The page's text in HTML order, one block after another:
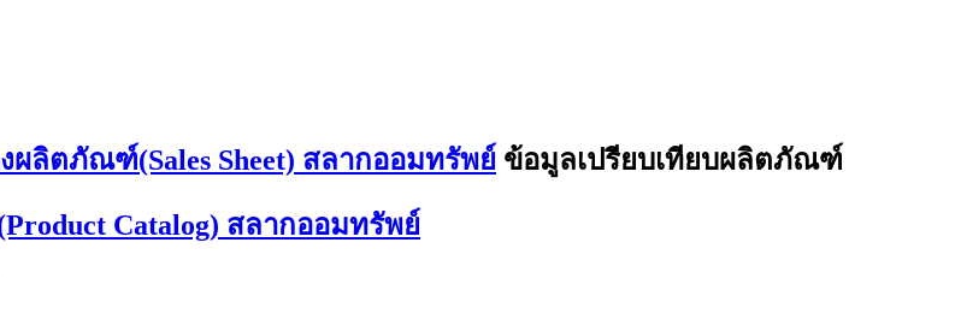
ลิตภัณฑ์(Sales Sheet) สลากออมทรัพย์ ข้อมูลเปรียบเทียบผลิตภัณฑ์
Catalog) สลากออมทรัพย์